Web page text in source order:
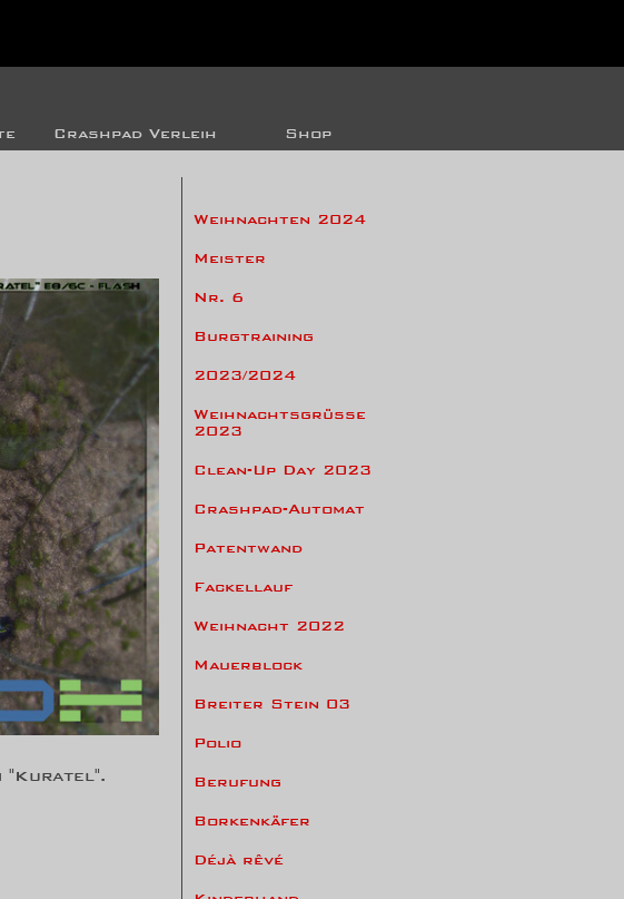
Crashpad Verleih Shop
"Kuratel".
Weihnachten 2024
Meister
Nr. 6
Burgtraining
2023/2024
Weihnachtsgrüsse
2023
Clean-Up Day 2023
Crashpad-Automat
Patentwand
Fackellauf
Weihnacht 2022
Mauerblock
Breiter Stein 03
Polio
Berufung
Borkenkäfer
Déjà rêvé